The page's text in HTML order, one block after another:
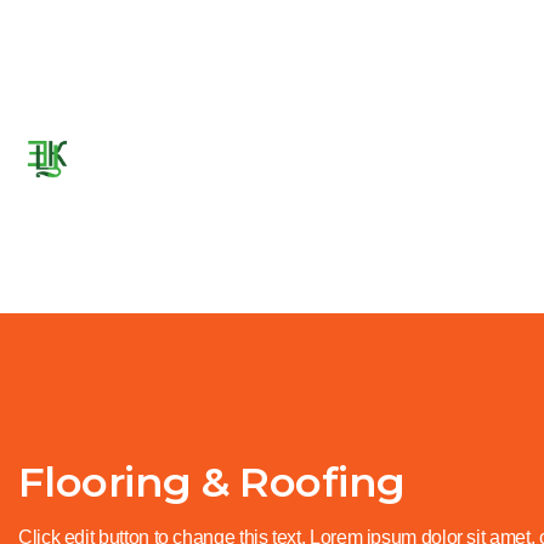
Flooring & Roofing
Click edit button to change this text. Lorem ipsum dolor sit